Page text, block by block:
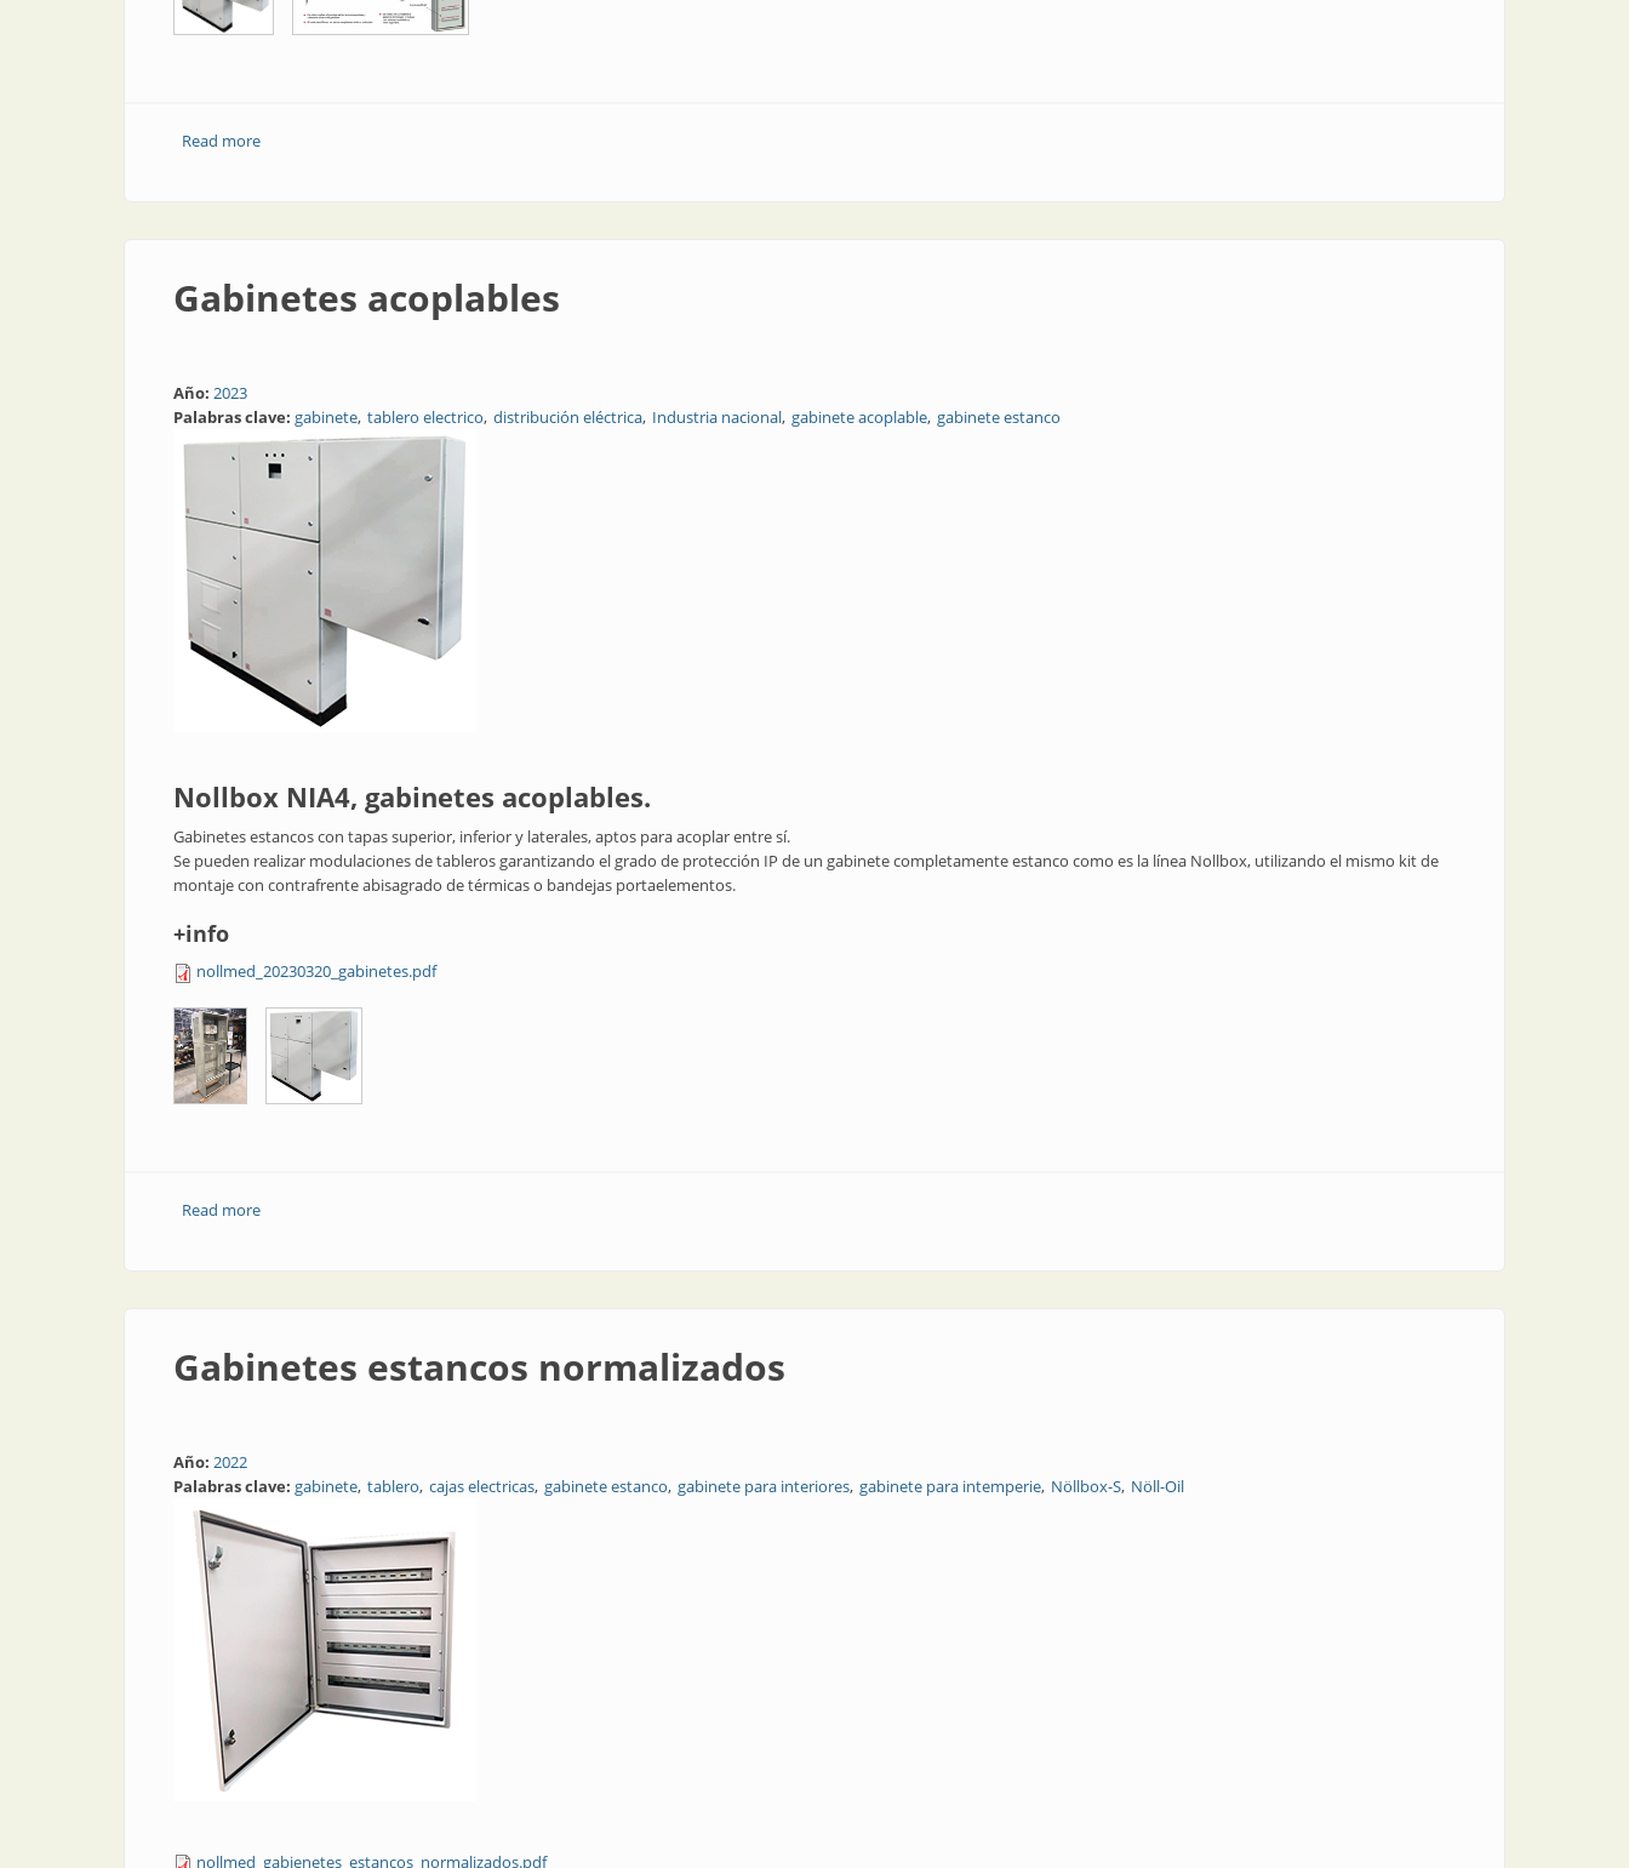
Read moreabout Cajas
Gabinetes acoplables
Año: 2023
Palabras clave: gabinete tablero electrico distribución eléctrica Industria nacional gabinete acoplable gabinete estanco
Nollbox NIA4, gabinetes acoplables.
Gabinetes estancos con tapas superior, inferior y laterales, aptos para acoplar entre sí.
Se pueden realizar modulaciones de tableros garantizando el grado de protección IP de un gabinete completamente estanco como es la línea Nollbox, utilizando el mismo kit de
montaje con contrafrente abisagrado de térmicas o bandejas portaelementos.
+info
nollmed_20230320_gabinetes.pdf
Read moreabout Gabinetes acoplables
Gabinetes estancos normalizados
Año: 2022
Palabras clave: gabinete tablero cajas electricas gabinete estanco gabinete para interiores gabinete para intemperie Nöllbox-S Nöll-Oil
nollmed_gabienetes_estancos_normalizados.pdf